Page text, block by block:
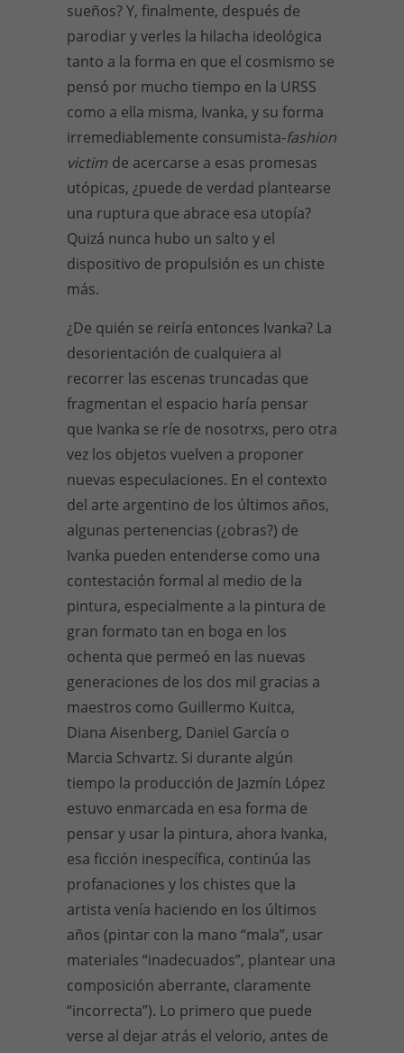
sueños? Y, finalmente, después de
parodiar y verles la hilacha ideológica
tanto a la forma en que el cosmismo se
pensó por mucho tiempo en la URSS
como a ella misma, Ivanka, y su forma
irremediablemente consumista-fashion
victim de acercarse a esas promesas
utópicas, ¿puede de verdad plantearse
una ruptura que abrace esa utopía?
Quizá nunca hubo un salto y el
dispositivo de propulsión es un chiste
más.
¿De quién se reiría entonces Ivanka? La
desorientación de cualquiera al
recorrer las escenas truncadas que
fragmentan el espacio haría pensar
que Ivanka se ríe de nosotrxs, pero otra
vez los objetos vuelven a proponer
nuevas especulaciones. En el contexto
del arte argentino de los últimos años,
algunas pertenencias (¿obras?) de
Ivanka pueden entenderse como una
contestación formal al medio de la
pintura, especialmente a la pintura de
gran formato tan en boga en los
ochenta que permeó en las nuevas
generaciones de los dos mil gracias a
maestros como Guillermo Kuitca,
Diana Aisenberg, Daniel García o
Marcia Schvartz. Si durante algún
tiempo la producción de Jazmín López
estuvo enmarcada en esa forma de
pensar y usar la pintura, ahora Ivanka,
esa ficción inespecífica, continúa las
profanaciones y los chistes que la
artista venía haciendo en los últimos
años (pintar con la mano “mala”, usar
materiales “inadecuados”, plantear una
composición aberrante, claramente
“incorrecta”). Lo primero que puede
verse al dejar atrás el velorio, antes de